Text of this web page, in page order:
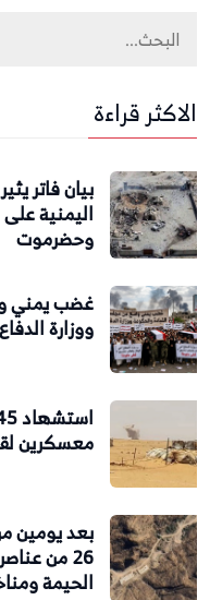
الاكثر قراءة
بيان فاتر
اليمنية
وحضرموت
غضب يمني
ووزارة
معسكرين
بعد يومين
26 من
الحيمة